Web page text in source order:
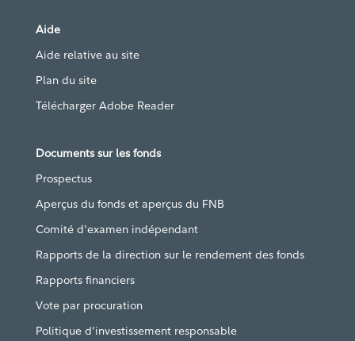
Aide
Aide relative au site
Plan du site
Télécharger Adobe Reader
Documents sur les fonds
Prospectus
Aperçus du fonds et aperçus du FNB
Comité d'examen indépendant
Rapports de la direction sur le rendement des fonds
Rapports financiers
Vote par procuration
Politique d’investissement responsable